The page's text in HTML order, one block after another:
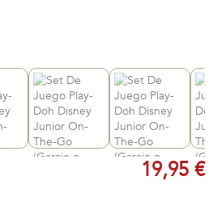
19,95 €